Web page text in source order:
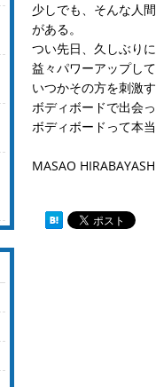
少しでも、そんな人
がある。
つい先日、久しぶり
益々パワーアップして
いつかその方を刺激
ボディボードで出会
ボディボードって本
MASAO